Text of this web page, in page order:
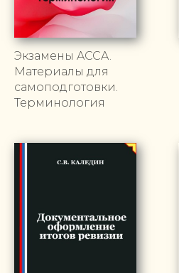
Экзамены ACCA.
Материалы для
самоподготовки.
Терминология